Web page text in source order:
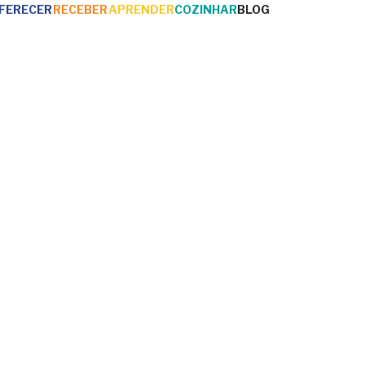
RECEBERAPRENDERCOZINHARBLOG